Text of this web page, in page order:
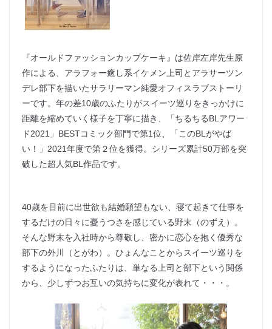
『オールドファッションカップケーキ』は佐岸左岸先生原
作による、アラフォー癒し系イケメン上司とアラサーツン
デレ部下を描いたサラリーマン純愛オフィスラブストーリ
ーです。年の差10歳のふたりがスイーツ巡りをきっかけに
距離を縮めていく様子を丁寧に描き、「ちるちるBLアワー
ド2021」BESTコミック部門で第1位、「このBLがやば
い！」2021年度で第２位を獲得。シリーズ累計50万部を突
破した超人気BL作品です。
40歳を目前に出世欲も結婚願望もない、寝て起きて仕事を
するだけの日々に憂うつさを感じている野末（のずえ）。
そんな野末を入社時から尊敬し、密かに恋心を抱く優秀な
部下の外川（とがわ）。ひょんなことからスイーツ巡りを
するようになったふたりは、単なる上司と部下という関係
から、少しずつお互いの気持ちに変化が表れて・・・。